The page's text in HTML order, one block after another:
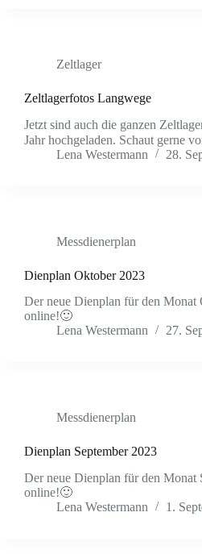
Zeltlager
Zeltlagerfotos Langwege
Jetzt sind auch die ganzen
Jahr hochgeladen. Schaut gerne
Lena Westermann
28.
Messdienerplan
Dienplan Oktober 2023
Der neue Dienplan für den Monat
online!🙂
Lena Westermann
27.
Messdienerplan
Dienplan September 2023
Der neue Dienplan für den Monat
online!🙂
Lena Westermann
1.